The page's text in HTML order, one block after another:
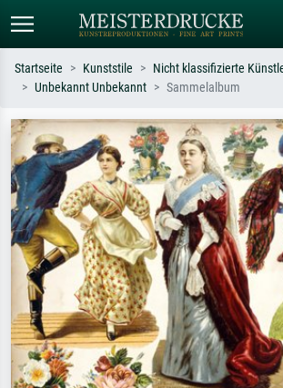
Suchen Sie nach Künstlern, Werktiteln
oder Stilen – z.B. Monet,
Sternennacht, Impressionismus, Welle
Hokusai, Akt.
Beschreiben
Wiese,
Ölgemälde,
Startseite Kunststile
Nicht klassifizierte
Unbekannt Unbekannt
Sammelalbum